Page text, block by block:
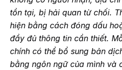
tồn tại, bị hải quan từ chối.
hiện bằng cách đóng dấu
đầy đủ thông tin cần thiết.
chính có thể bổ sung bản
bằng ngôn ngữ của mình và